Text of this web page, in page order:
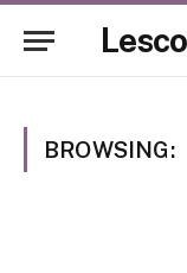
BROWSING: